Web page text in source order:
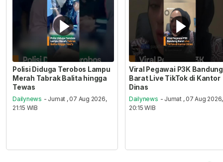
Polisi Diduga Terobos Lampu
Merah Tabrak Balita hingga
Tewas
Dailynews - Jumat , 07 Aug 2026,
21:15 WIB
Viral Pegawai P3K Bandung
Barat Live TikTok di Kantor
Dinas
Dailynews - Jumat , 07 Aug 2026,
20:15 WIB